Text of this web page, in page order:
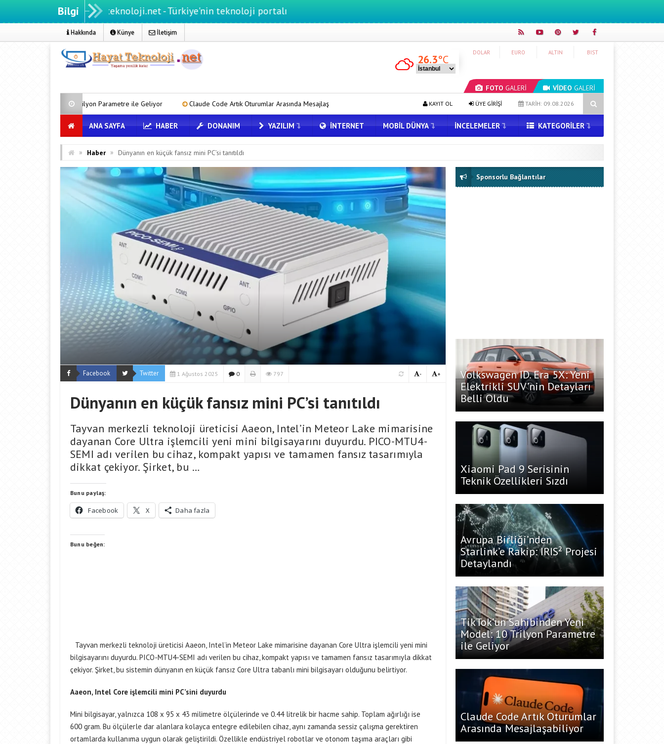
Bilgi
Hayatteknoloji.net - Türkiye'nin teknoloji portalı
Hakkında Künye İletişim
FOTO GALERİ VİDEO GALERİ
DOLAR EURO ALTIN BIST
26.3°C
Trilyon Parametre ile Geliyor Claude Code Artık Oturumlar Arasında Mesajlaşabiliyor Google Pixel 11 Pro XL Türkiye’de Karaborsaya Düştü MacBook Ultra için Geri Sayım Başladı: İşte Bilinenler
TARİH: 09.08.2026
ÜYE GİRİŞİ
KAYIT OL
ANA SAYFA HABER DONANIM YAZILIM İNTERNET MOBIL DÜNYA İNCELEMELER KATEGORILER
» Haber » Dünyanın en küçük fansız mini PC’si tanıtıldı
Facebook Twitter 1 Ağustos 2025 0 797 +
-
Dünyanın en küçük fansız mini PC’si tanıtıldı
Tayvan merkezli teknoloji üreticisi Aaeon, Intel’in Meteor Lake mimarisine
dayanan Core Ultra işlemcili yeni mini bilgisayarını duyurdu. PICO-MTU4-
SEMI adı verilen bu cihaz, kompakt yapısı ve tamamen fansız tasarımıyla
dikkat çekiyor. Şirket, bu …
Bunu paylaş:
Facebook X Daha fazla
Bunu beğen:
Tayvan merkezli teknoloji üreticisi Aaeon, Intel’in Meteor Lake mimarisine dayanan Core Ultra işlemcili yeni mini
bilgisayarını duyurdu. PICO-MTU4-SEMI adı verilen bu cihaz, kompakt yapısı ve tamamen fansız tasarımıyla dikkat
çekiyor. Şirket, bu sistemin dünyanın en küçük fansız Core Ultra tabanlı mini bilgisayarı olduğunu belirtiyor.
Aaeon, Intel Core işlemcili mini PC’sini duyurdu
Mini bilgisayar, yalnızca 108 x 95 x 43 milimetre ölçülerinde ve 0.44 litrelik bir hacme sahip. Toplam ağırlığı ise
600 gram. Bu ölçülerle dar alanlara kolayca entegre edilebilen cihaz, aynı zamanda sessiz çalışma gerektiren
ortamlarda kullanıma uygun olarak geliştirildi. Özellikle endüstriyel robotlar ve otonom taşıma araçları gibi
Sponsorlu Bağlantılar
Volkswagen ID. Era 5X: Yeni
Elektrikli SUV’nin Detayları
Belli Oldu
Xiaomi Pad 9 Serisinin
Teknik Özellikleri Sızdı
Avrupa Birliği’nden
Starlink’e Rakip: IRIS² Projesi
Detaylandı
TikTok’un Sahibinden Yeni
Model: 10 Trilyon Parametre
ile Geliyor
Claude Code Artık Oturumlar
Arasında Mesajlaşabiliyor